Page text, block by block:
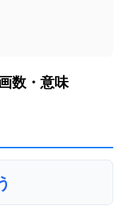
数・意味